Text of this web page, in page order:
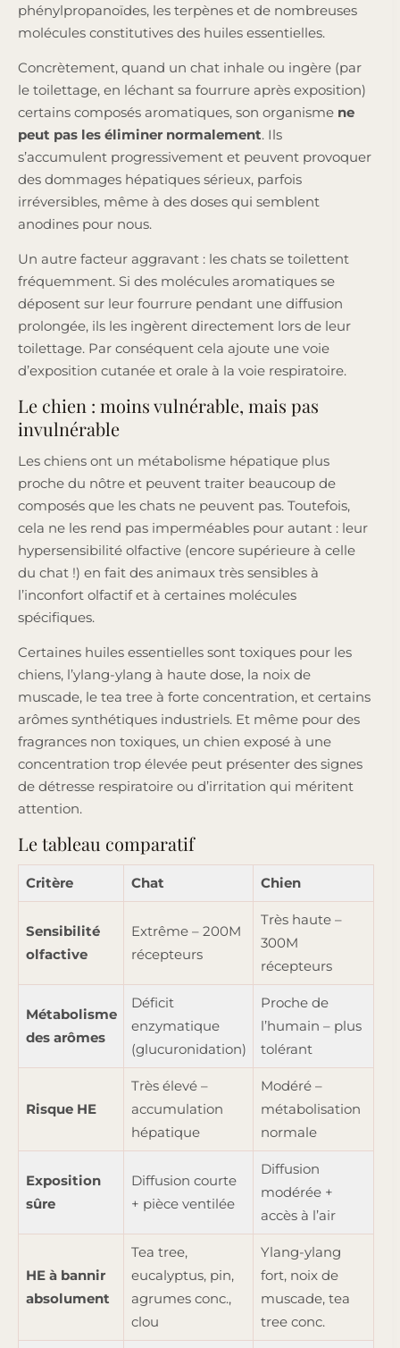
phénylpropanoïdes, les terpènes et de nombreuses
molécules constitutives des huiles essentielles.
Concrètement, quand un chat inhale ou ingère (par
le toilettage, en léchant sa fourrure après exposition)
certains composés aromatiques, son organisme ne
peut pas les éliminer normalement. Ils
s’accumulent progressivement et peuvent provoquer
des dommages hépatiques sérieux, parfois
irréversibles, même à des doses qui semblent
anodines pour nous.
Un autre facteur aggravant : les chats se toilettent
fréquemment. Si des molécules aromatiques se
déposent sur leur fourrure pendant une diffusion
prolongée, ils les ingèrent directement lors de leur
toilettage. Par conséquent cela ajoute une voie
d’exposition cutanée et orale à la voie respiratoire.
Le chien : moins vulnérable, mais pas
invulnérable
Les chiens ont un métabolisme hépatique plus
proche du nôtre et peuvent traiter beaucoup de
composés que les chats ne peuvent pas. Toutefois,
cela ne les rend pas imperméables pour autant : leur
hypersensibilité olfactive (encore supérieure à celle
du chat !) en fait des animaux très sensibles à
l’inconfort olfactif et à certaines molécules
spécifiques.
Certaines huiles essentielles sont toxiques pour les
chiens, l’ylang-ylang à haute dose, la noix de
muscade, le tea tree à forte concentration, et certains
arômes synthétiques industriels. Et même pour des
fragrances non toxiques, un chien exposé à une
concentration trop élevée peut présenter des signes
de détresse respiratoire ou d’irritation qui méritent
attention.
Le tableau comparatif
Critère Chat Chien
Sensibilité
olfactive
Extrême – 200M
récepteurs
Très haute –
300M
récepteurs
Métabolisme
des arômes
Déficit
enzymatique
(glucuronidation)
Proche de
l’humain – plus
tolérant
Risque HE
Très élevé –
accumulation
hépatique
Modéré –
métabolisation
normale
Exposition
sûre
Diffusion courte
+ pièce ventilée
Diffusion
modérée +
accès à l’air
HE à bannir
absolument
Tea tree,
eucalyptus, pin,
agrumes conc.,
clou
Ylang-ylang
fort, noix de
muscade, tea
tree conc.